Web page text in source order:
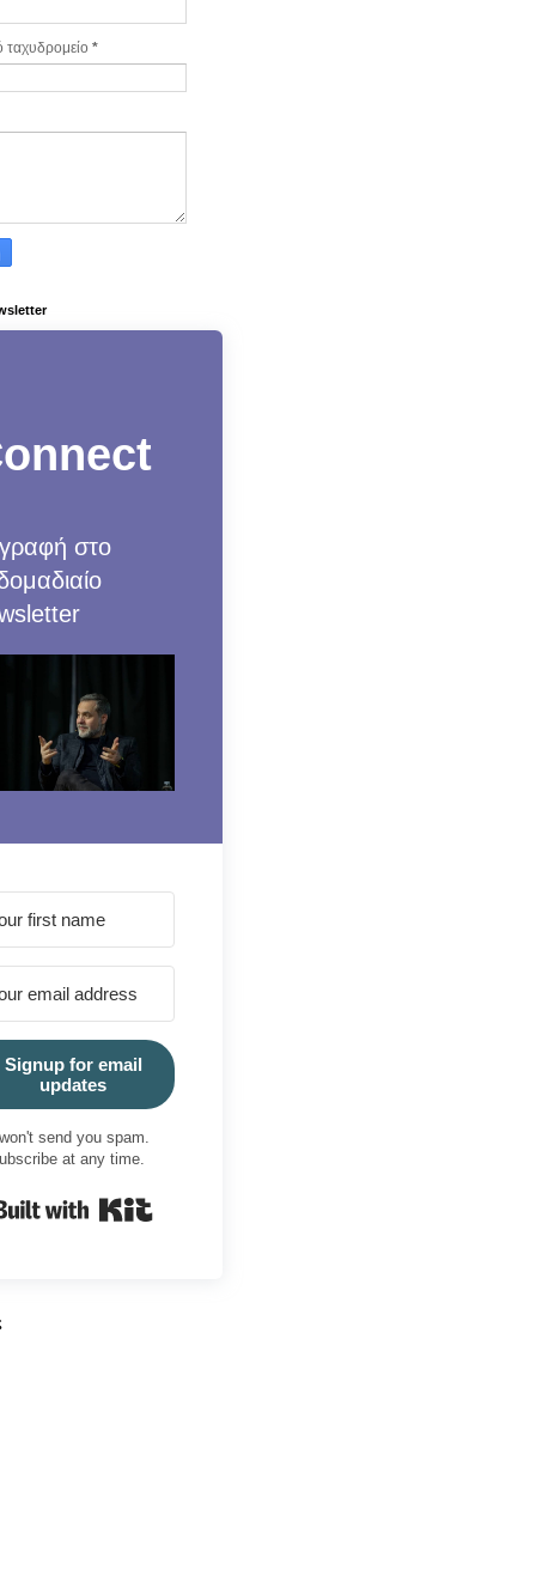
ταχυδρομείο *
στο
Signup for email
updates
send you spam.
at any time.